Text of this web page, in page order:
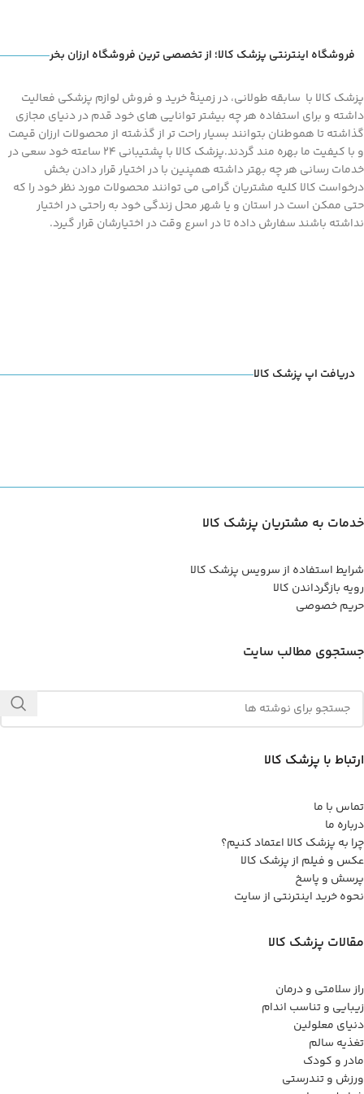
فروشگاه اینترنتی پزشک کالا؛ از تخصصی ترین فروشگاه ارزان بخر
پزشک کالا با سابقه طولانی، در زمینۀ خرید و فروش لوازم پزشکی فعالیت
داشته و برای استفاده هر چه بیشتر توانایی های خود قدم در دنیای مجازی
گذاشته تا هموطنان بتوانند بسیار راحت تر از گذشته از محصولات ارزان قیمت
و با کیفیت ما بهره مند گردند.پزشک کالا با پشتیبانی 24 ساعته خود سعی در
خدمات رسانی هر چه بهتر داشته همپنین با در اختیار قرار دادن بخش
درخواست کالا کلیه مشتریان گرامی می توانند محصولات مورد نظر خود را که
حتی ممکن است در استان و یا شهر محل زندگی خود به راحتی در اختیار
نداشته باشند سفارش داده تا در اسرع وقت در اختیارشان قرار گیرد.
دریافت اپ پزشک کالا
خدمات به مشتریان پزشک کالا
شرایط استفاده از سرویس پزشک کالا
رویه بازگرداندن کالا
حریم خصوصی
جستجوی مطالب سایت
ارتباط با پزشک کالا
تماس با ما
درباره ما
چرا به پزشک کالا اعتماد کنیم؟
عکس و فیلم از پزشک کالا
پرسش و پاسخ
نحوه خرید اینترنتی از سایت
مقالات پزشک کالا
راز سلامتی و درمان
زیبایی و تناسب اندام
دنیای معلولین
تغذیه سالم
مادر و کودک
ورزش و تندرستی